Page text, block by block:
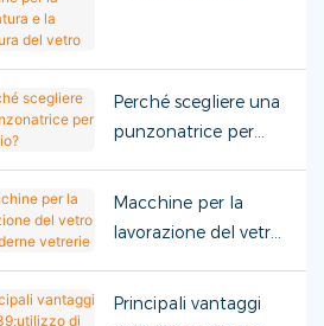
Perché scegliere una
punzonatrice per
Macchine per la
lavorazione del vetro
Principali vantaggi